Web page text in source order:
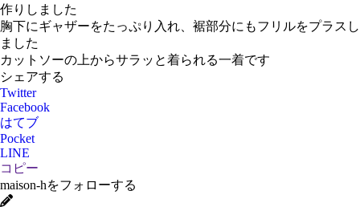
作りしました
胸下にギャザーをたっぷり入れ、裾部分にもフリルをプラスし
ました
カットソーの上からサラッと着られる一着です
シェアする
Twitter
Facebook
はてブ
Pocket
LINE
コピー
maison-hをフォローする